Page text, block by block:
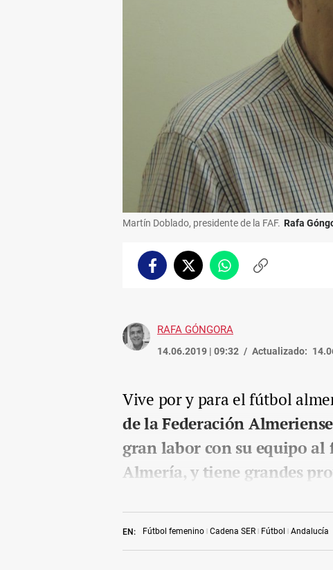
Martín Doblado, presidente de la FAF. Rafa
FacebookTwitterWhatsappCopiar
RAFA GÓNGORA
14.06.2019 | 09:32 Actualizado:
EN: Fútbol femenino Cadena SER Fútbol Andalucía
Vive por y para el fútbol
de la Federación
gran labor con su equipo al
Almería, y tiene grandes